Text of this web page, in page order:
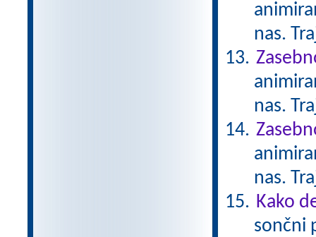
nas.
nas.
nas.
Kako
sončni